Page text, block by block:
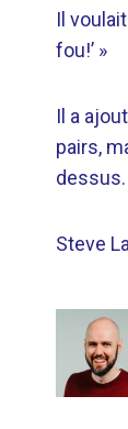
Il
fou!’ »
Il a
pairs,
Steve